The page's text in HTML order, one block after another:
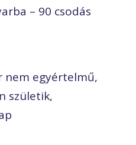
– 90 csodás
nem egyértelmű,
születik,